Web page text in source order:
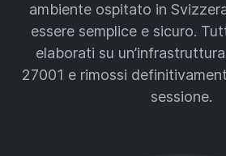
ambiente ospitato in
essere semplice e sicuro.
elaborati su
27001 e rimossi
sessione.